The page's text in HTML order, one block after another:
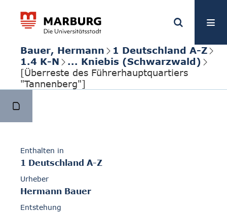
Bauer, Hermann
1 Deutschland A-Z
1.4 K-N
... Kniebis (Schwarzwald)
[Überreste des Führerhauptquartiers
"Tannenberg"]
Enthalten in
1 Deutschland A-Z
Urheber
Hermann Bauer
Entstehung